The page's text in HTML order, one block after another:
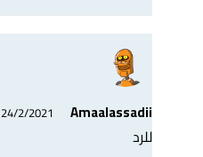
Amaalassadii 24/2/2021 11:59 م
للرد